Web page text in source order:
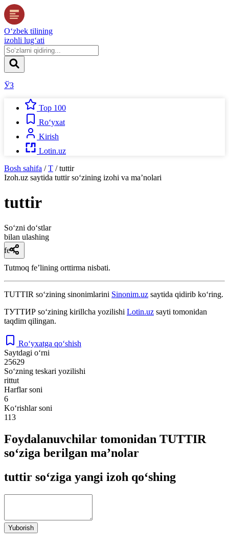
O‘zbek tilining
izohli lug‘ati
ЎЗ
Top 100
Ro‘yxat
Kirish
Lotin.uz
Bosh sahifa / T / tuttir
Izoh.uz saytida tuttirso‘zining izohi va ma’nolari
tuttir
So‘zni do‘stlar
bilan ulashing
fe’l
Tutmoq feʼlining orttirma nisbati.
TUTTIR so‘zining sinonimlarini Sinonim.uz saytida qidirib ko‘ring.
ТУТТИР so‘zining kirillcha yozilishi Lotin.uz sayti tomonidan
taqdim qilingan.
Ro‘yxatga qo‘shish
Saytdagi o‘rni
25629
So‘zning teskari yozilishi
rittut
Harflar soni
6
Ko‘rishlar soni
113
Foydalanuvchilar tomonidan TUTTIR
so‘ziga berilgan ma’nolar
tuttir so‘ziga yangi izoh qo‘shing
Yuborish